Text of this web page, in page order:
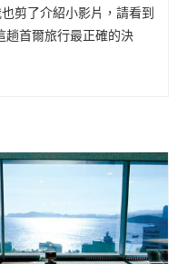
剪了介紹小影片，請看到
首爾旅行最正確的決